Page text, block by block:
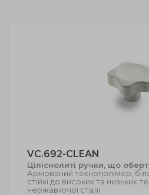
VC.692-CLEAN
Ціліснолиті ручки, що
Армований технополімер,
стійкі до високих та низьких
нержавіючої сталі